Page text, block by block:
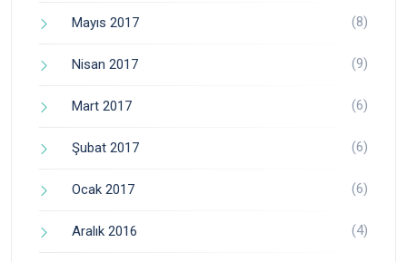
Mayıs 2017 (8)
Nisan 2017 (9)
Mart 2017 (6)
Şubat 2017 (6)
Ocak 2017 (6)
Aralık 2016 (4)